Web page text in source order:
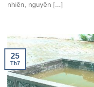
nhiên, nguyên [...]
25
Th7